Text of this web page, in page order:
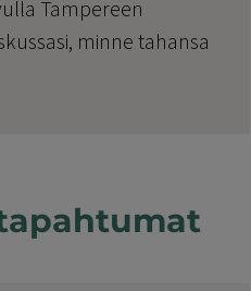
Tampereen
minne tahansa